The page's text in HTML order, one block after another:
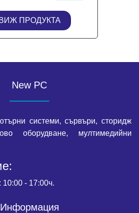
ВИЖ ПРОДУКТА
New PC
системи, сървъри, сторидж
оборудване, мултимедийни
10:00 - 17:00ч.
Информация